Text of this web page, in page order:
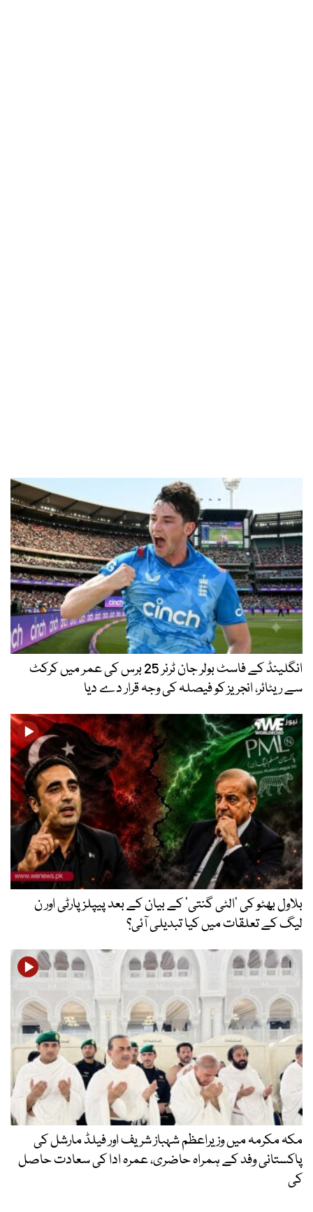
انگلینڈ کے فاسٹ بولر جان ٹرنر 25 برس کی عمر میں کرکٹ
سے ریٹائر، انجریز کو فیصلہ کی وجہ قرار دے دیا
بلاول بھٹو کی ’الٹی گنتی‘ کے بیان کے بعد پیپلز پارٹی اور ن
لیگ کے تعلقات میں کیا تبدیلی آئی؟
مکہ مکرمہ میں وزیراعظم شہباز شریف اور فیلڈ مارشل کی
پاکستانی وفد کے ہمراہ حاضری، عمرہ ادا کی سعادت حاصل
کی